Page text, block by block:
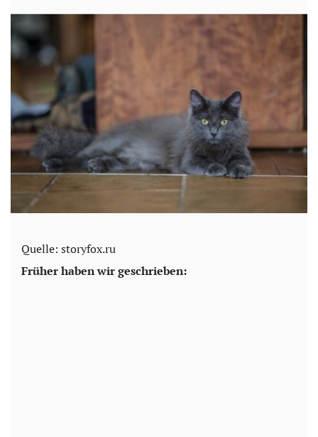
Quelle: storyfox.ru
Früher haben wir geschrieben: